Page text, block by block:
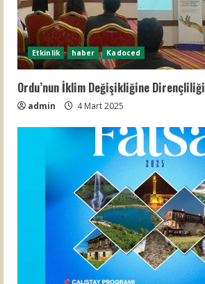
Etkinlik haber Kadoced
Ordu’nun İklim Değişikliğine Dirençliliği
admin 4 Mart 2025